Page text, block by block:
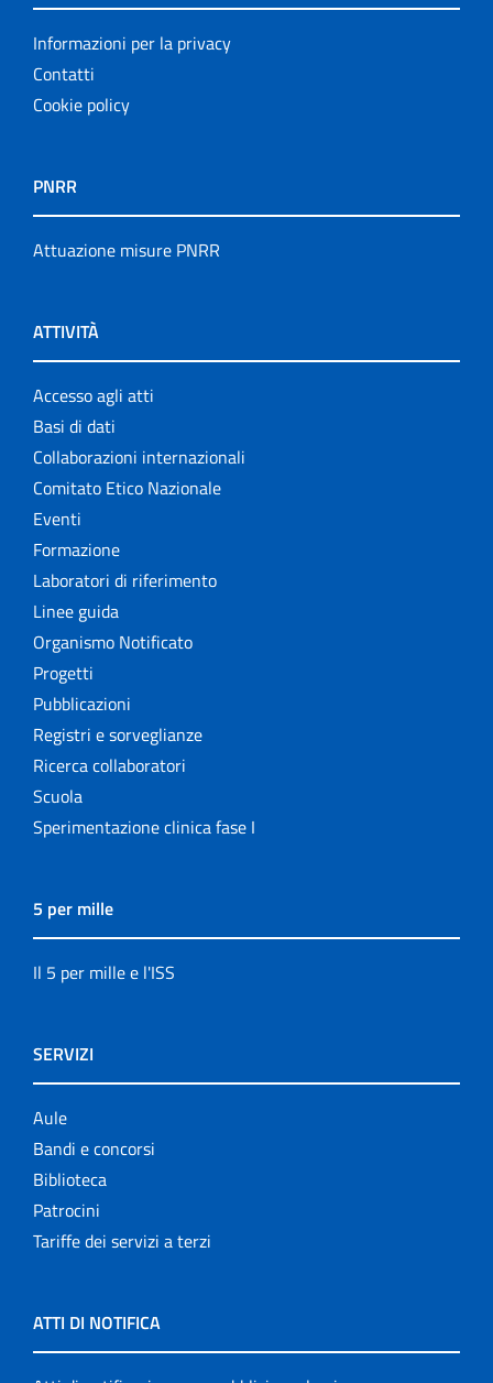
Informazioni per la privacy
Contatti
Cookie policy
PNRR
Attuazione misure PNRR
ATTIVITÀ
Accesso agli atti
Basi di dati
Collaborazioni internazionali
Comitato Etico Nazionale
Eventi
Formazione
Laboratori di riferimento
Linee guida
Organismo Notificato
Progetti
Pubblicazioni
Registri e sorveglianze
Ricerca collaboratori
Scuola
Sperimentazione clinica fase I
5 per mille
Il 5 per mille e l'ISS
SERVIZI
Aule
Bandi e concorsi
Biblioteca
Patrocini
Tariffe dei servizi a terzi
ATTI DI NOTIFICA